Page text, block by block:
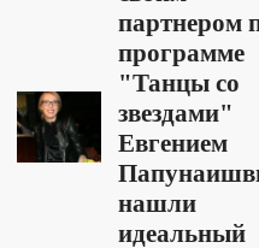
партнером
программе
"Танцы со
звездами"
Евгением
нашли
идеальный